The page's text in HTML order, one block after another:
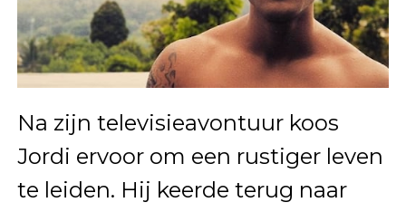
Na zijn televisieavontuur koos
Jordi ervoor om een rustiger leven
te leiden. Hij keerde terug naar